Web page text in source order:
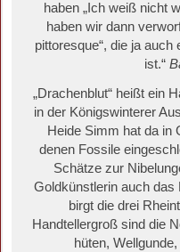
haben „Ich weiß nicht
haben wir dann
pittoresque“, die ja auch
ist.“
„Drachenblut“ heißt ein
in der Königswinterer
Heide Simm hat da in
denen Fossile
Schätze zur
Goldkünstlerin auch das
birgt die drei
Handtellergroß sind die
hüten,